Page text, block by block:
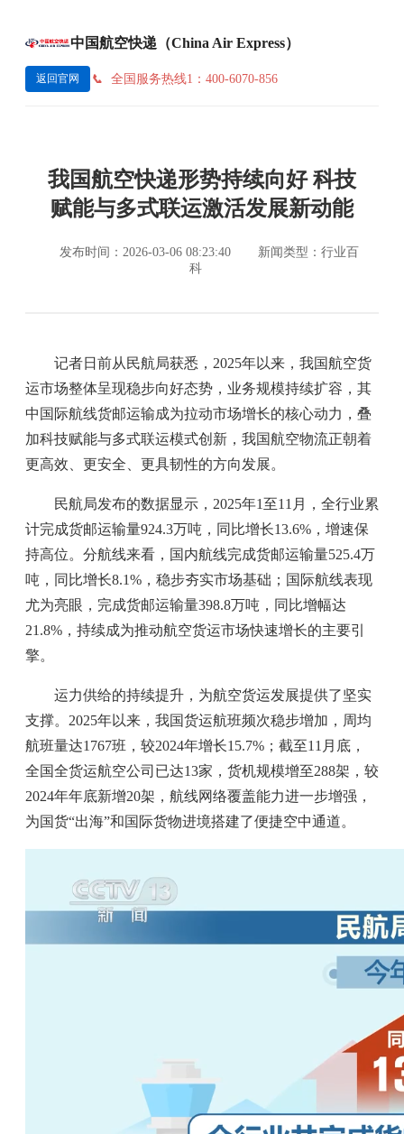
中国航空快递（China Air Express）
返回官网 全国服务热线1：400-6070-856
我国航空快递形势持续向好 科技
赋能与多式联运激活发展新动能
发布时间：2026-03-06 08:23:40
新闻类型：行业百
科
记者日前从民航局获悉，2025年以来，我国航空货
运市场整体呈现稳步向好态势，业务规模持续扩容，其
中国际航线货邮运输成为拉动市场增长的核心动力，叠
加科技赋能与多式联运模式创新，我国航空物流正朝着
更高效、更安全、更具韧性的方向发展。
民航局发布的数据显示，2025年1至11月，全行业累
计完成货邮运输量924.3万吨，同比增长13.6%，增速保
持高位。分航线来看，国内航线完成货邮运输量525.4万
吨，同比增长8.1%，稳步夯实市场基础；国际航线表现
尤为亮眼，完成货邮运输量398.8万吨，同比增幅达
21.8%，持续成为推动航空货运市场快速增长的主要引
擎。
运力供给的持续提升，为航空货运发展提供了坚实
支撑。2025年以来，我国货运航班频次稳步增加，周均
航班量达1767班，较2024年增长15.7%；截至11月底，
全国全货运航空公司已达13家，货机规模增至288架，较
2024年年底新增20架，航线网络覆盖能力进一步增强，
为国货“出海”和国际货物进境搭建了便捷空中通道。